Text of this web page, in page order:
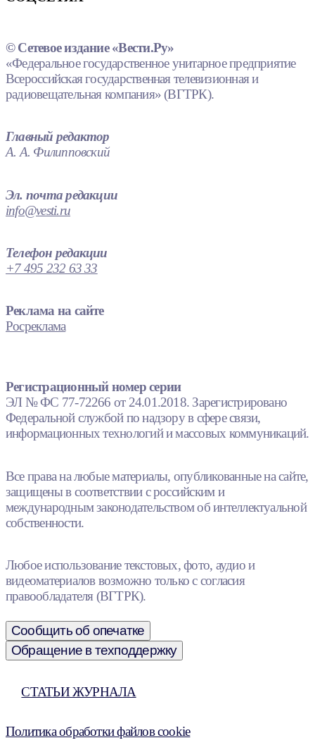
© Сетевое издание «Вести.Ру»
«Федеральное государственное унитарное предприятие
Всероссийская государственная телевизионная и
радиовещательная компания» (ВГТРК).
Главный редактор
А. А. Филипповский
Эл. почта редакции
info@vesti.ru
Телефон редакции
+7 495 232 63 33
Реклама на сайте
Росреклама
Регистрационный номер серии
ЭЛ № ФС 77-72266 от 24.01.2018. Зарегистрировано
Федеральной службой по надзору в сфере связи,
информационных технологий и массовых коммуникаций.
Все права на любые материалы, опубликованные на сайте,
защищены в соответствии с российским и
международным законодательством об интеллектуальной
собственности.
Любое использование текстовых, фото, аудио и
видеоматериалов возможно только с согласия
правообладателя (ВГТРК).
Сообщить об опечатке
Обращение в техподдержку
СТАТЬИ ЖУРНАЛА
Политика обработки файлов cookie